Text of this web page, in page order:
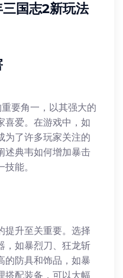
国志2新玩法
要角一，以其强大的
喜爱。在游戏中，如
为了许多玩家关注的
述典韦如何增加暴击
能。
提升至关重要。选择
，如暴烈刀、狂龙斩
的防具和饰品，如暴
搭配装备，可以大幅